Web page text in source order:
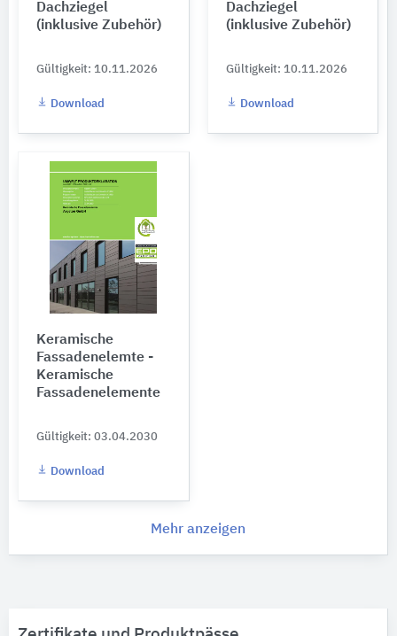
Dachziegel
(inklusive Zubehör)
Gültigkeit: 10.11.2026
Download
Dachziegel
(inklusive Zubehör)
Gültigkeit: 10.11.2026
Download
Keramische
Fassadenelemte -
Keramische
Fassadenelemente
Gültigkeit: 03.04.2030
Download
Mehr anzeigen